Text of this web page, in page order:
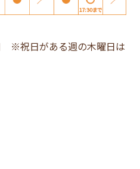
※祝日がある週の木曜日は